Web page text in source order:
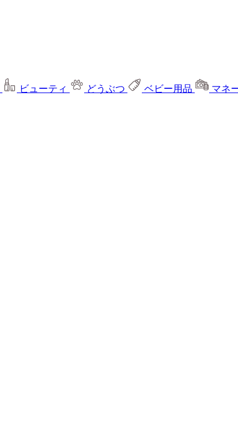
ビューティ どうぶつ ベビー用品
マネ